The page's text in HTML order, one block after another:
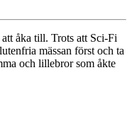
åka till. Trots att Sci-Fi
mässan först och ta
och lillebror som åkte